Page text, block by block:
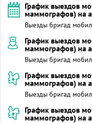
График выездов
маммографов) на
Выезды бригад
График выездов
маммографов) на
Выезды бригад
График выездов
маммографов) на
Выезды бригад
График выездов
маммографов) на